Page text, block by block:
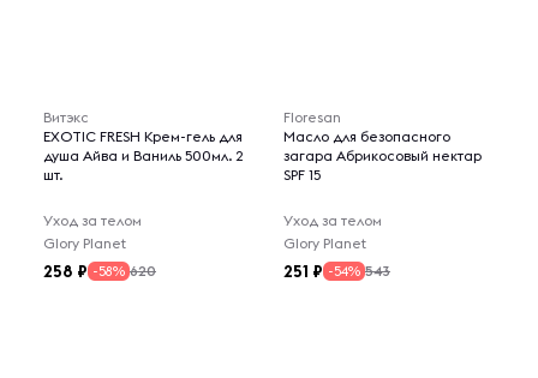
Витэкс
EXOTIC FRESH Крем-гель для
душа Айва и Ваниль 500мл. 2
шт.
Уход за телом
Glory Planet
258 -58% 620
Floresan
Масло для безопасного
загара Абрикосовый нектар
SPF 15
Уход за телом
Glory Planet
251 -54% 543